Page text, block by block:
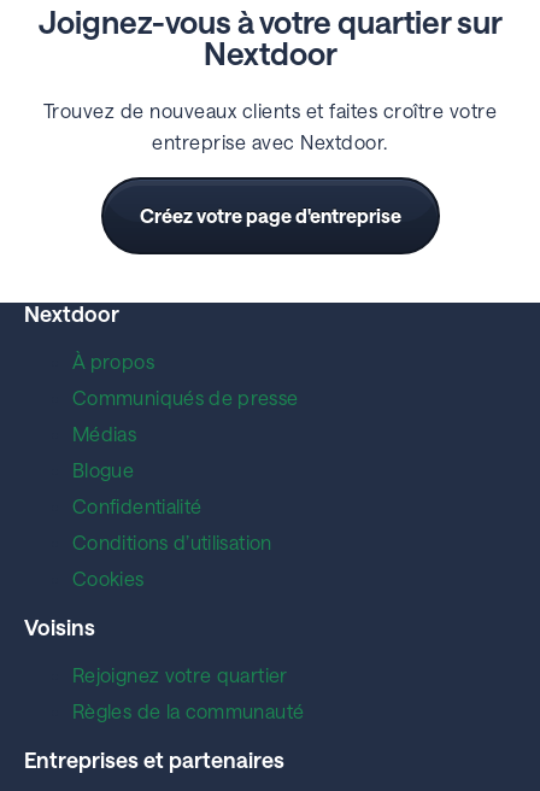
Joignez-vous à votre quartier sur
Nextdoor
Trouvez de nouveaux clients et faites croître votre
entreprise avec Nextdoor.
Créez votre page d'entreprise
Nextdoor
À propos
Communiqués de presse
Médias
Blogue
Confidentialité
Conditions d’utilisation
Cookies
Voisins
Rejoignez votre quartier
Règles de la communauté
Entreprises et partenaires